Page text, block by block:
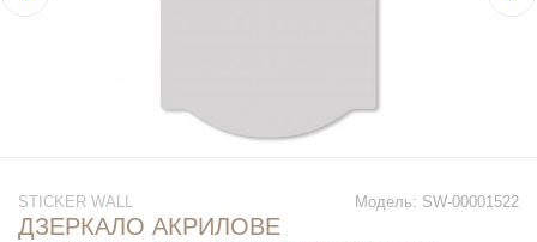
Модель: SW-00001522
STICKER WALL
ДЗЕРКАЛО АКРИЛОВЕ